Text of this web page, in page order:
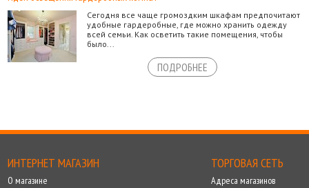
Сегодня все чаще громоздким шкафам предпочитают
удобные гардеробные, где можно хранить одежду
всей семьи. Как осветить такие помещения, чтобы
было...
ПОДРОБНЕЕ
ИНТЕРНЕТ МАГАЗИН
О магазине
ТОРГОВАЯ СЕТЬ
Адреса магазинов